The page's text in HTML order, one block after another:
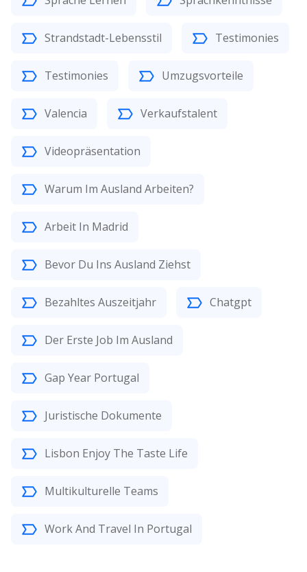
Strandstadt-Lebensstil Testimonies
Testimonies Umzugsvorteile
Valencia Verkaufstalent
Videopräsentation
Warum Im Ausland Arbeiten?
Arbeit In Madrid
Bevor Du Ins Ausland Ziehst
Bezahltes Auszeitjahr Chatgpt
Der Erste Job Im Ausland
Gap Year Portugal
Juristische Dokumente
Lisbon Enjoy The Taste Life
Multikulturelle Teams
Work And Travel In Portugal